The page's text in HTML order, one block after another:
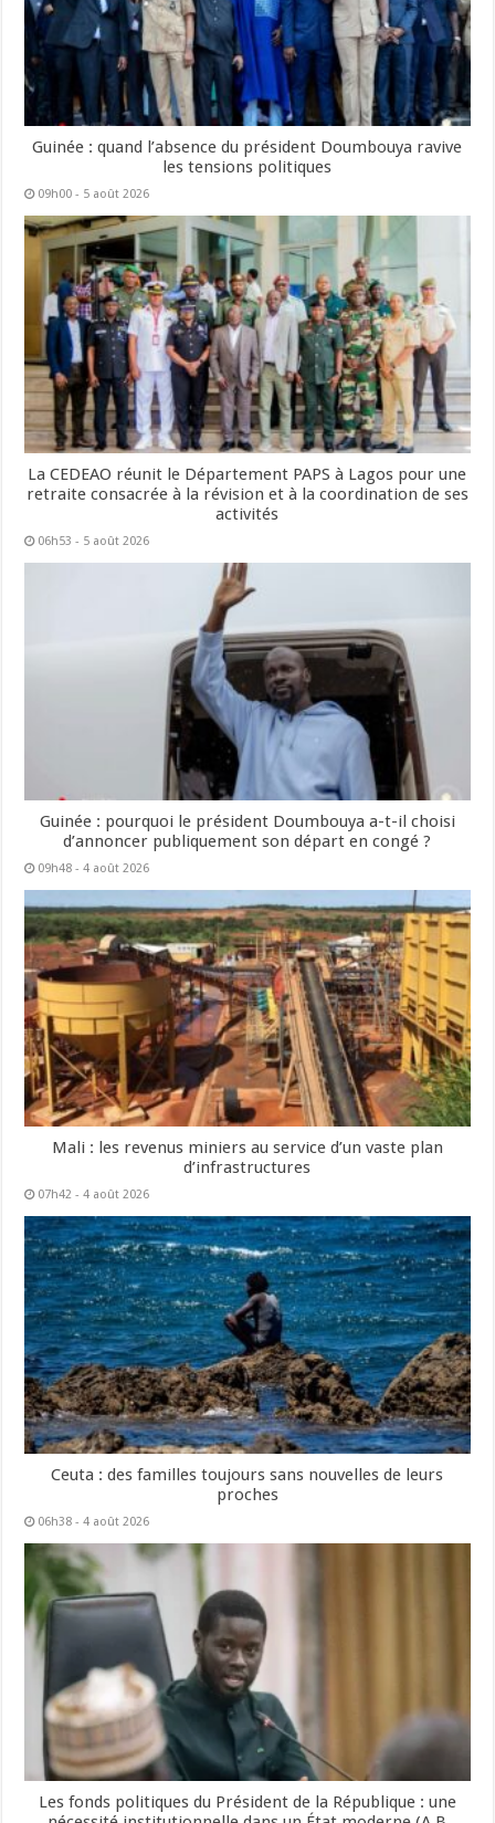
Guinée : quand l’absence du président Doumbouya ravive
les tensions politiques
09h00 - 5 août 2026
La CEDEAO réunit le Département PAPS à Lagos pour une
retraite consacrée à la révision et à la coordination de ses
activités
06h53 - 5 août 2026
Guinée : pourquoi le président Doumbouya a-t-il choisi
d’annoncer publiquement son départ en congé ?
09h48 - 4 août 2026
Mali : les revenus miniers au service d’un vaste plan
d’infrastructures
07h42 - 4 août 2026
Ceuta : des familles toujours sans nouvelles de leurs
proches
06h38 - 4 août 2026
Les fonds politiques du Président de la République : une